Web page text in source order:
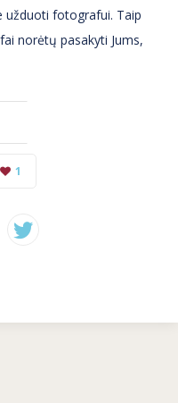
užduoti fotografui. Taip
norėtų pasakyti Jums,
1